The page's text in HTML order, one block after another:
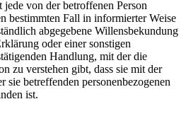
von der betroffenen Person
bestimmten Fall in informierter Weise
abgegebene Willensbekundung
oder einer sonstigen
Handlung, mit der die
zu verstehen gibt, dass sie mit der
sie betreffenden personenbezogenen
ist.